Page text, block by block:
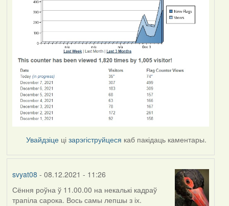
Увайдзіце цізарэгіструйцеся каб пакідаць каментары.
svyat08 - 08.12.2021 - 11:26
Сёння роўна ў 11.00.00 на некалькі кадраў
трапіла сарока. Вось самы лепшы з іх.